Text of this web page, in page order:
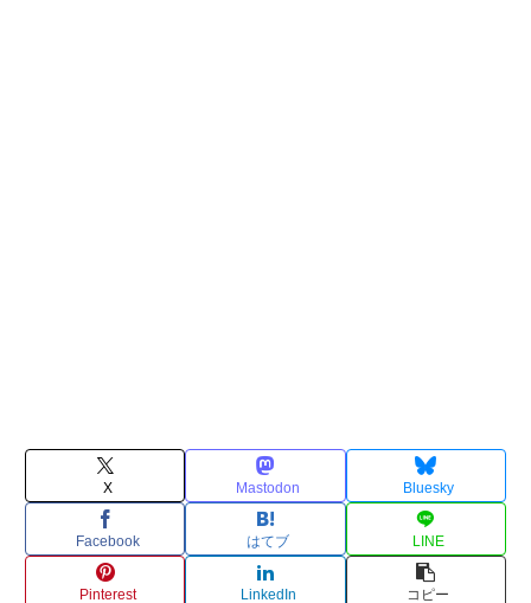
X Mastodon Bluesky
Facebook はてブ LINE
Pinterest LinkedIn コピー